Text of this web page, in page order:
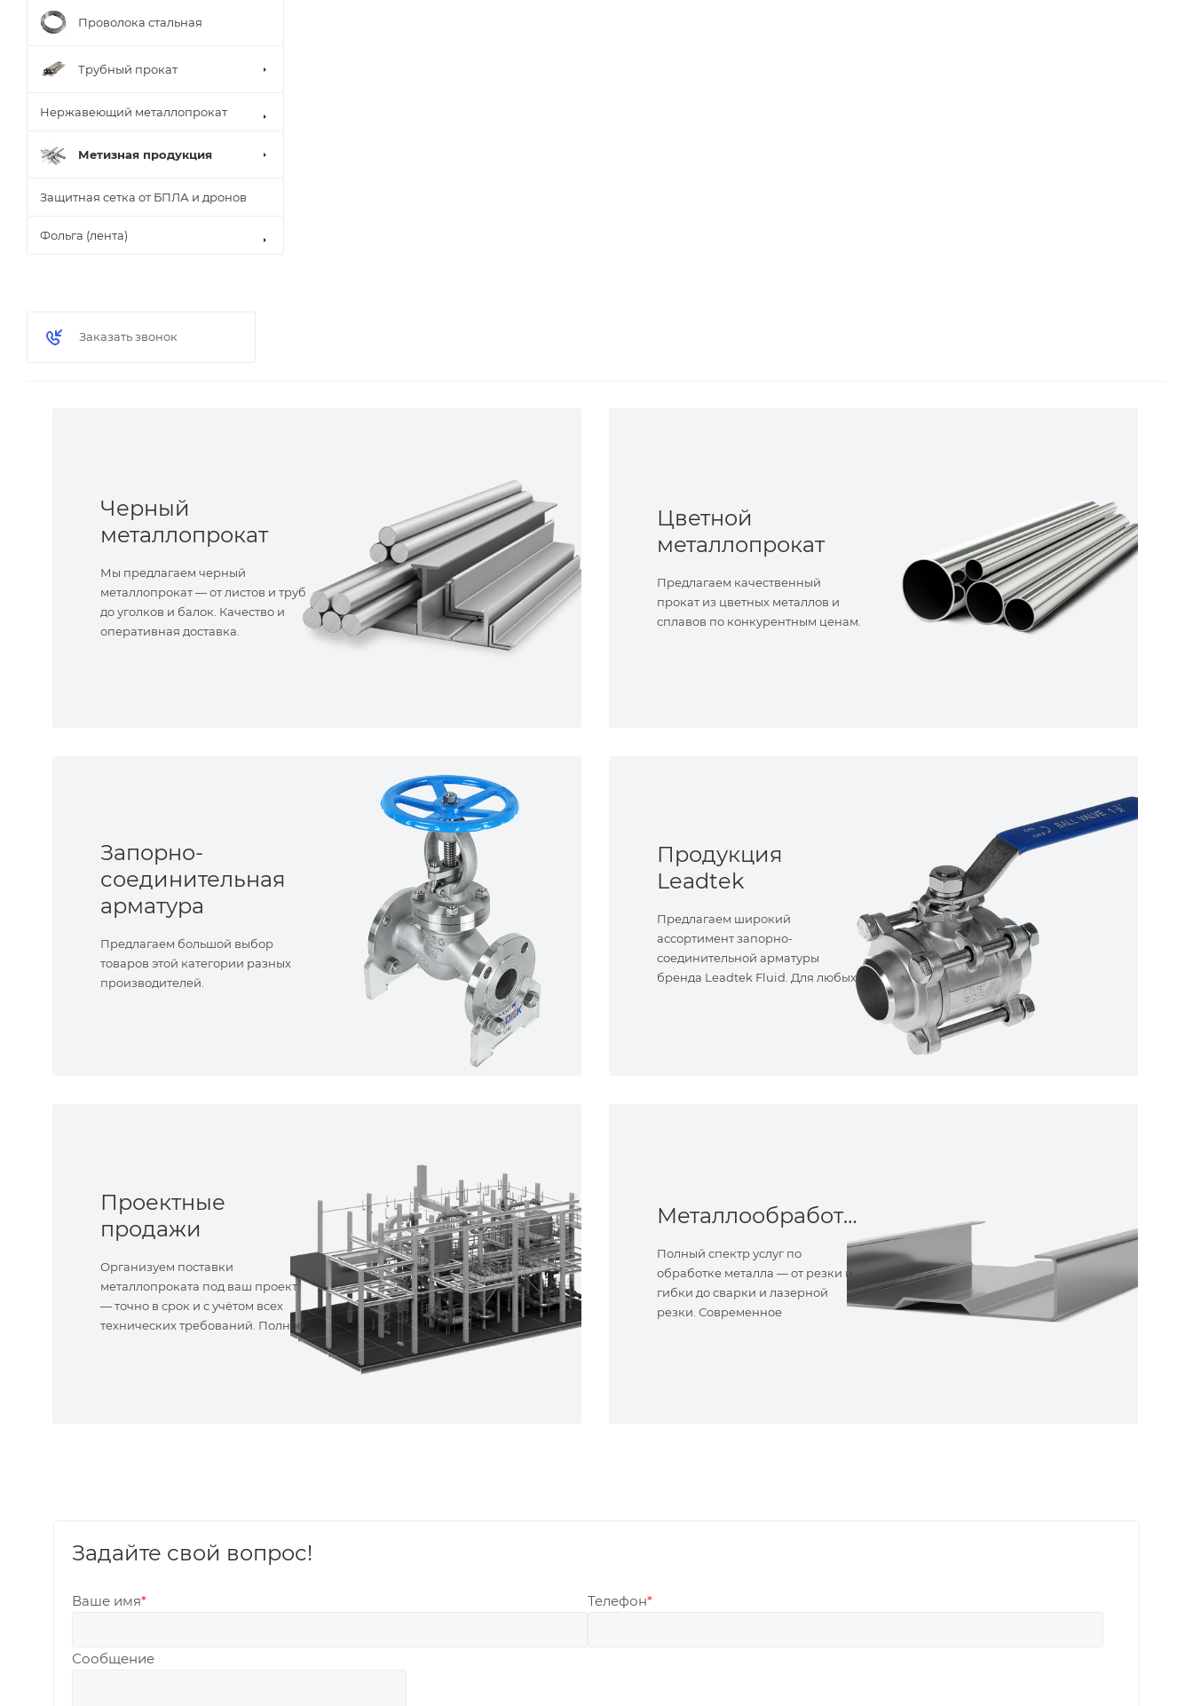
Проволока стальная
Трубный прокат
Нержавеющий металлопрокат
Метизная продукция
Защитная сетка от БПЛА и дронов
Фольга (лента)
Заказать звонок
Черный
металлопрокат
Мы предлагаем черный
металлопрокат — от листов и труб
до уголков и балок. Качество и
оперативная доставка.
Цветной
металлопрокат
Предлагаем качественный
прокат из цветных металлов и
сплавов по конкурентным ценам.
Запорно-
соединительная
арматура
Предлагаем большой выбор
товаров этой категории разных
производителей.
Продукция
Leadtek
Предлагаем широкий
ассортимент запорно-
соединительной арматуры
бренда Leadtek Fluid. Для любых
Проектные
продажи
Организуем поставки
металлопроката под ваш проект
— точно в срок и с учётом всех
технических требований. Полное
Металлообработка
Полный спектр услуг по
обработке металла — от резки и
гибки до сварки и лазерной
резки. Современное
Задайте свой вопрос!
Ваше имя* Телефон*
Сообщение